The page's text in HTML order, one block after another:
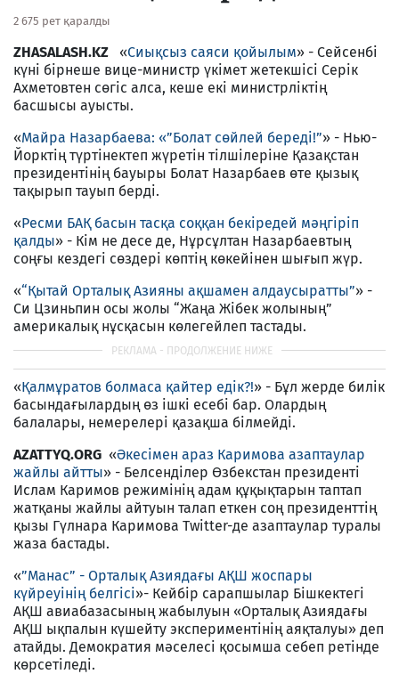
2 675 рет қаралды
ZHASALASH.KZ «Сиықсыз саяси қойылым» - Сейсенбi
күнi бiрнеше вице-министр үкiмет жетекшiсi Серiк
Ахметовтен сөгiс алса, кеше екi министрлiктiң
басшысы ауысты.
«Майра Назарбаева: «”Болат сөйлей бередi!”» - Нью-
Йорктiң түртiнектеп жүретiн тiлшiлерiне Қазақстан
президентiнiң бауыры Болат Назарбаев өте қызық
тақырып тауып бердi.
«Ресми БАҚ басын тасқа соққан бекiредей мәңгiрiп
қалды» - Кiм не десе де, Нұрсұлтан Назарбаевтың
соңғы кездегi сөздерi көптiң көкейiнен шығып жүр.
«“Қытай Орталық Азияны ақшамен алдаусыратты”» -
Си Цзиньпин осы жолы “Жаңа Жiбек жолының”
америкалық нұсқасын көлегейлеп тастады.
«Қалмұратов болмаса қайтер едiк?!» - Бұл жерде билiк
басындағылардың өз iшкi есебi бар. Олардың
балалары, немерелерi қазақша бiлмейдi.
AZATTYQ.ORG «Әкесімен араз Каримова азаптаулар
жайлы айтты» - Белсенділер Өзбекстан президенті
Ислам Каримов режимінің адам құқықтарын таптап
жатқаны жайлы айтуын талап еткен соң президенттің
қызы Гүлнара Каримова Twitter-де азаптаулар туралы
жаза бастады.
«”Манас” - Орталық Азиядағы АҚШ жоспары
күйреуінің белгісі»- Кейбір сарапшылар Бішкектегі
АҚШ авиабазасының жабылуын «Орталық Азиядағы
АҚШ ықпалын күшейту экспериментінің аяқталуы» деп
атайды. Демократия мәселесі қосымша себеп ретінде
көрсетіледі.